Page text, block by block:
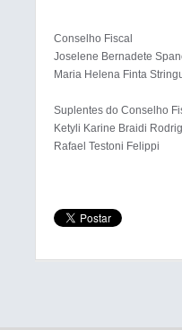
Conselho Fiscal
Joselene Bernadete
Maria Helena Finta
Suplentes do Conselho
Ketyli Karine Braidi